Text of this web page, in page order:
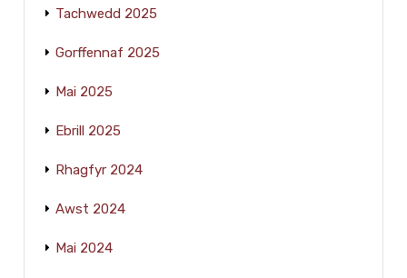
Tachwedd 2025
Gorffennaf 2025
Mai 2025
Ebrill 2025
Rhagfyr 2024
Awst 2024
Mai 2024